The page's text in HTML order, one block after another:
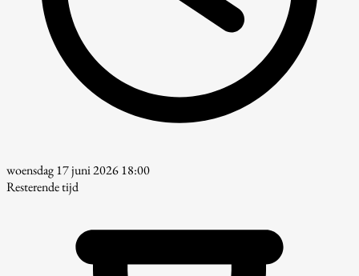
woensdag 17 juni 2026 18:00
Resterende tijd